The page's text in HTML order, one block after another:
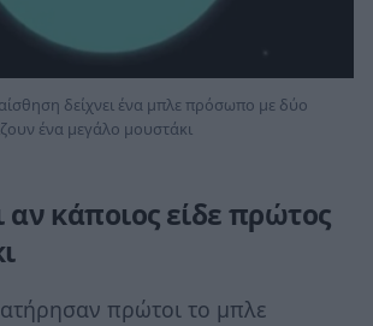
δείχνει ένα μπλε πρόσωπο με δύο
ένα μεγάλο μουστάκι
αν κάποιος είδε πρώτος
πρώτοι το μπλε